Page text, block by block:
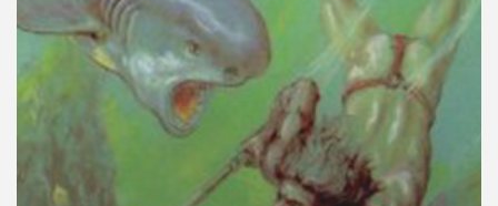
เกี่ยว
กับ
เรา